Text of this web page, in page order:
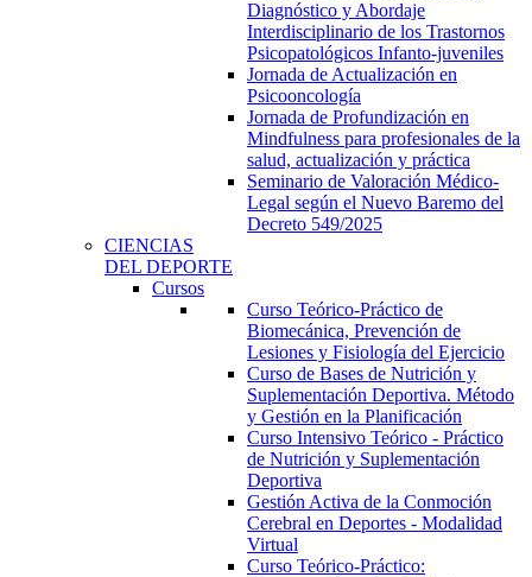
Diagnóstico y Abordaje
Interdisciplinario de los Trastornos
Psicopatológicos Infanto-juveniles
Jornada de Actualización en
Psicooncología
Jornada de Profundización en
Mindfulness para profesionales de la
salud, actualización y práctica
Seminario de Valoración Médico-
Legal según el Nuevo Baremo del
Decreto 549/2025
CIENCIAS
DEL DEPORTE
Cursos
Curso Teórico-Práctico de
Biomecánica, Prevención de
Lesiones y Fisiología del Ejercicio
Curso de Bases de Nutrición y
Suplementación Deportiva. Método
y Gestión en la Planificación
Curso Intensivo Teórico - Práctico
de Nutrición y Suplementación
Deportiva
Gestión Activa de la Conmoción
Cerebral en Deportes - Modalidad
Virtual
Curso Teórico-Práctico: